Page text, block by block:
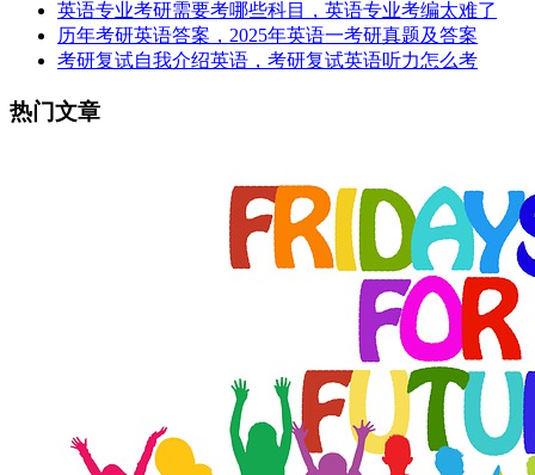
英语专业考研需要考哪些科目，英语专业考编太难了
历年考研英语答案，2025年英语一考研真题及答案
考研复试自我介绍英语，考研复试英语听力怎么考
热门文章